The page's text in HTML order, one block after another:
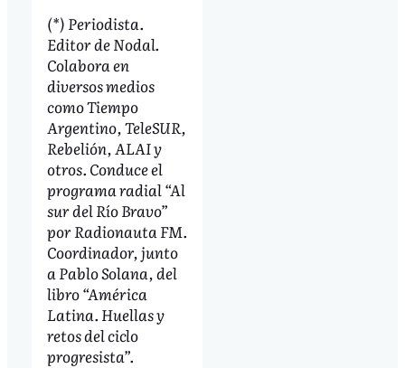
(*) Periodista.
Editor de Nodal.
Colabora en
diversos medios
como Tiempo
Argentino, TeleSUR,
Rebelión, ALAI y
otros. Conduce el
programa radial “Al
sur del Río Bravo”
por Radionauta FM.
Coordinador, junto
a Pablo Solana, del
libro “América
Latina. Huellas y
retos del ciclo
progresista”.